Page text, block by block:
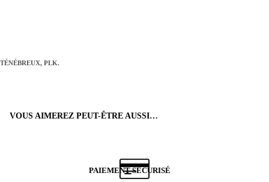
TÉNÉBREUX, PLK.
VOUS AIMEREZ PEUT-ÊTRE AUSSI…
PAIEMENT SÉCURISÉ